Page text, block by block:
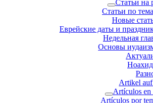
Статьи на
Статьи по
Новые
Еврейские даты и
Недельная
Основы
Artikel auf
Artículos en
Artículos por